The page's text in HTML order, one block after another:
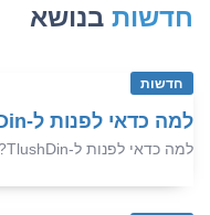
חדשות בנושא
חדשות
למה כדאי לפנות ל-TlushDin?
למה כדאי לפנות ל-TlushDin?